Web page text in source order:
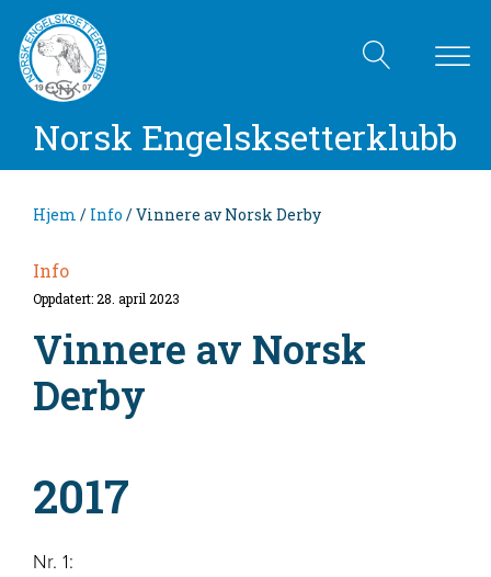
Norsk Engelsksetterklubb
Hjem / Info / Vinnere av Norsk Derby
Info
Oppdatert: 28. april 2023
Vinnere av Norsk
Derby
2017
Nr. 1: